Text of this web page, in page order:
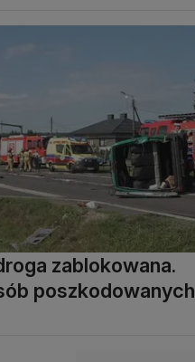
zablokowana.
poszkodowanych